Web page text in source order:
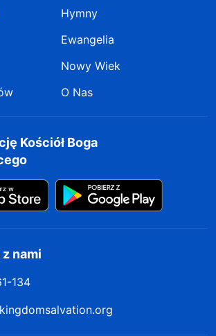
Hymny
Ewangelia
Nowy Wiek
O Nas
Kościół Boga
nami
134